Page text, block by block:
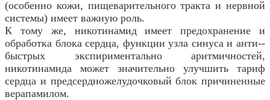
(особенно кожи, пищеварительного тракта и нервной
системы) имеет важную роль.
К тому же, никотинамид имеет предохранение и
обработка блока сердца, функции узла синуса и анти--
быстрых экспириментально аритмичностей,
никотинамида может значительно улучшить тариф
сердца и предсердножелудочковый блок причиненные
верапамилом.